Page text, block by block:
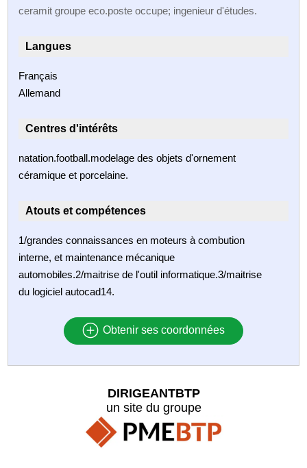
ceramit groupe eco.poste occupe; ingenieur d'études.
Langues
Français
Allemand
Centres d'intérêts
natation.football.modelage des objets d'ornement
céramique et porcelaine.
Atouts et compétences
1/grandes connaissances en moteurs à combution
interne, et maintenance mécanique
automobiles.2/maitrise de l'outil informatique.3/maitrise
du logiciel autocad14.
Obtenir ses coordonnées
DIRIGEANTBTP
un site du groupe